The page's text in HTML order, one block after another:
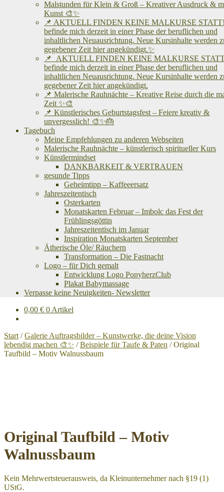
Malstunden für Klein & Groß – Kreativer Ausdruck &
Kunst 🎨✨
📌 AKTUELL FINDEN KEINE MALKURSE
befinde mich derzeit in einer Phase der beruflichen und
inhaltlichen Neuausrichtung. Neue Kursinhalte werden
gegebener Zeit hier angekündigt.✨
📌 AKTUELL FINDEN KEINE MALKURSE
befinde mich derzeit in einer Phase der beruflichen und
inhaltlichen Neuausrichtung. Neue Kursinhalte werden
gegebener Zeit hier angekündigt.
📌 Malerische Rauhnächte – Kreative Reise durch die
Zeit ✨🎨
📌 Künstlerisches Geburtstagsfest – Feiere kreativ &
unvergesslich! 🎨✨🎂
Tagebuch
Meine Empfehlungen zu anderen Webseiten
Malerische Rauhnächte – künstlerisch spiritueller Kurs
Künstlermindset
DANKBARKEIT & VERTRAUEN
gesunde Tipps
Geheimtipp – Kaffeeersatz
Jahreszeitentisch
Osterkarten
Monatskarten Februar – Imbolc das Fest der
Frühlingsgöttin
Jahreszeitentisch im Januar
Inspiration Monatskarten September
Ätherische Öle/ Räuchern
Transformation – Die Fastnacht
Logo – für Dich gemalt
Entwicklung Logo PonyherzClub
Plakat Babymassage
Verpasse keine Neuigkeiten- Newsletter
0,00 € 0 Artikel
Start /Galerie Auftragsbilder – Kunstwerke, die deine Vision
lebendig machen 🎨✨ /Beispiele für Taufe & Paten /Original
Taufbild – Motiv Walnussbaum
Original Taufbild – Motiv
Walnussbaum
Kein Mehrwertsteuerausweis, da Kleinunternehmer nach §19 (1)
UStG.